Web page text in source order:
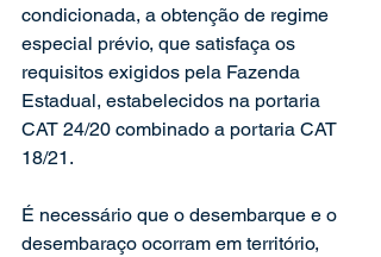
condicionada, a obtenção de regime
especial prévio, que satisfaça os
requisitos exigidos pela Fazenda
Estadual, estabelecidos na portaria
CAT 24/20 combinado a portaria CAT
18/21.
É necessário que o desembarque e o
desembaraço ocorram em território,